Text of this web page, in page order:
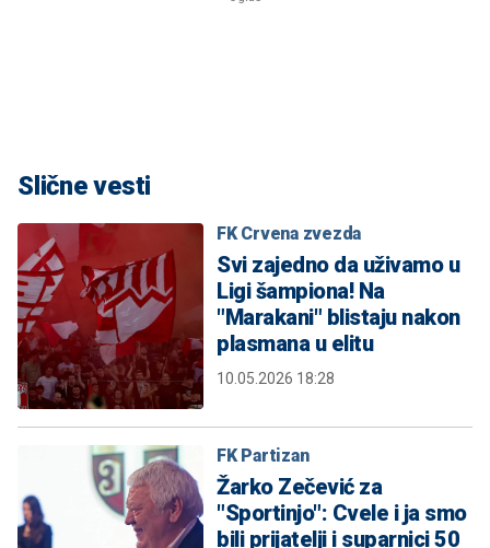
Slične vesti
FK Crvena zvezda
Svi zajedno da uživamo u
Ligi šampiona! Na
"Marakani" blistaju nakon
plasmana u elitu
10.05.2026 18:28
FK Partizan
Žarko Zečević za
"Sportinjo": Cvele i ja smo
bili prijatelji i suparnici 50